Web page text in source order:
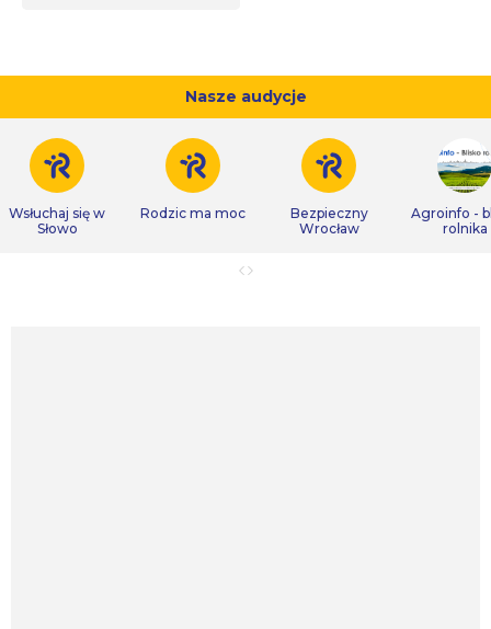
Nasze audycje
Wsłuchaj się w
Słowo
Rodzic ma moc
Bezpieczny
Wrocław
Agroinfo -
rolnika